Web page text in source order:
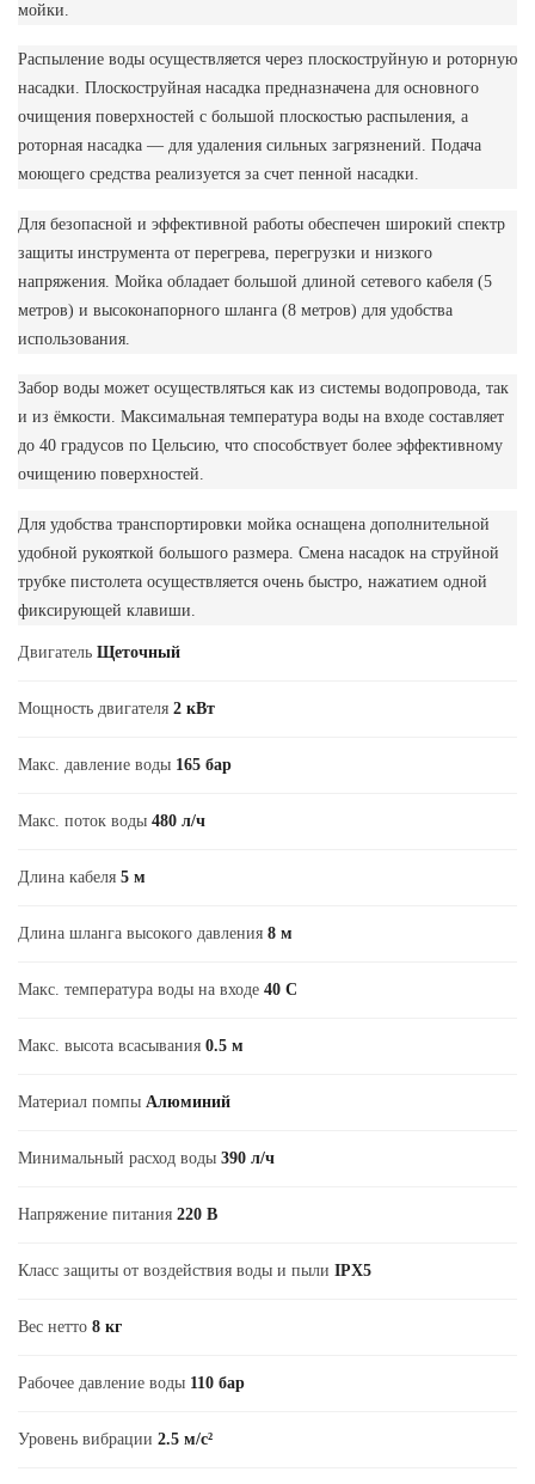
мойки.
Распыление воды осуществляется через плоскоструйную и роторную
насадки. Плоскоструйная насадка предназначена для основного
очищения поверхностей с большой плоскостью распыления, а
роторная насадка — для удаления сильных загрязнений. Подача
моющего средства реализуется за счет пенной насадки.
Для безопасной и эффективной работы обеспечен широкий спектр
защиты инструмента от перегрева, перегрузки и низкого
напряжения. Мойка обладает большой длиной сетевого кабеля (5
метров) и высоконапорного шланга (8 метров) для удобства
использования.
Забор воды может осуществляться как из системы водопровода, так
и из ёмкости. Максимальная температура воды на входе составляет
до 40 градусов по Цельсию, что способствует более эффективному
очищению поверхностей.
Для удобства транспортировки мойка оснащена дополнительной
удобной рукояткой большого размера. Смена насадок на струйной
трубке пистолета осуществляется очень быстро, нажатием одной
фиксирующей клавиши.
Двигатель Щеточный
Мощность двигателя 2 кВт
Макс. давление воды 165 бар
Макс. поток воды 480 л/ч
Длина кабеля 5 м
Длина шланга высокого давления 8 м
Макс. температура воды на входе 40 С
Макс. высота всасывания 0.5 м
Материал помпы Алюминий
Минимальный расход воды 390 л/ч
Напряжение питания 220 В
Класс защиты от воздействия воды и пыли IPX5
Вес нетто 8 кг
Рабочее давление воды 110 бар
Уровень вибрации 2.5 м/с²